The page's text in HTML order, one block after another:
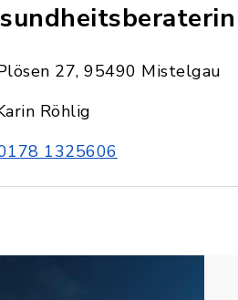
27, 95490 Mistelgau
Röhlig
1325606